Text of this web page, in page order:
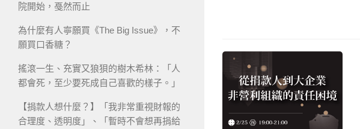
院開始，戞然而止
為什麼有人寧願買《The Big Issue》，不
願買口香糖？
搖滾一生、充實又狼狽的樹木希林：「人
都會死，至少要死成自己喜歡的樣子。」
【捐款人想什麼？】「我非常重視財報的
合理度、透明度」、「暫時不會想再捐給